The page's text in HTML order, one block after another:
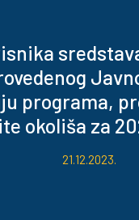
programa,
okoliša za
21.12.2023.